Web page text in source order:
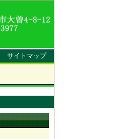
サイトマップ